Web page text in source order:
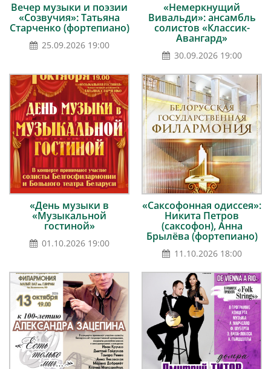
Вечер музыки и поэзии
«Созвучия»: Татьяна
Старченко (фортепиано)
25.09.2026 19:00
«Немеркнущий
Вивальди»: ансамбль
солистов «Классик-
Авангард»
30.09.2026 19:00
«День музыки в
«Музыкальной
гостиной»
01.10.2026 19:00
«Саксофонная одиссея»:
Никита Петров
(саксофон), Анна
Брылёва (фортепиано)
11.10.2026 18:00